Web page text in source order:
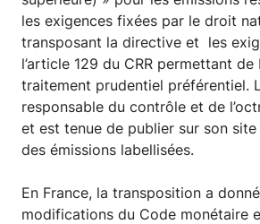
les exigences fixées par le droit
transposant la directive et les
l’article 129 du CRR permettant de
traitement prudentiel préférentiel.
responsable du contrôle et de
et est tenue de publier sur son
des émissions labellisées.
En France, la transposition a
modifications du Code monétaire